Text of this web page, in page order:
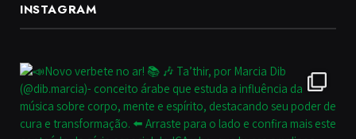
INSTAGRAM